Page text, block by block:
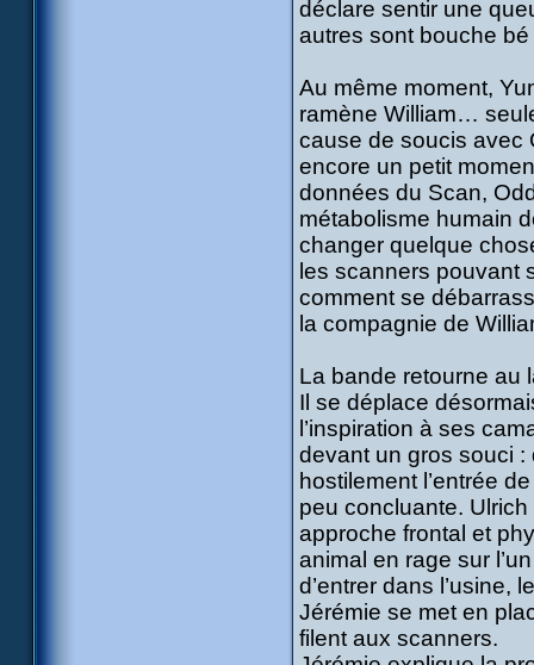
déclare sentir une
autres sont bouche
Au même moment,
ramène William…
cause de soucis avec
encore un petit
données du Scan,
métabolisme humain
changer quelque
les scanners pouvant
comment se
la compagnie de
La bande retourne au
Il se déplace
l’inspiration à ses
devant un gros souci :
hostilement l’entrée
peu concluante.
approche frontal et
animal en rage sur
d’entrer dans l’usine,
Jérémie se met en
filent aux scanners.